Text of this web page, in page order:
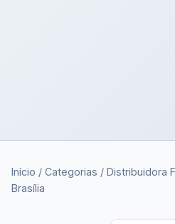
Início / Categorias / Distribuidora
Brasília